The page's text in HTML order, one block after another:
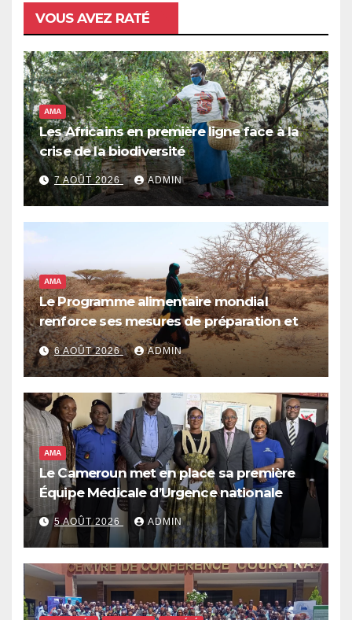
VOUS AVEZ RATÉ
AMA
Les Africains en première ligne face à la
crise de la biodiversité
7 AOÛT 2026 ADMIN
AMA
Le Programme alimentaire mondial
renforce ses mesures de préparation et
de réponse face à la menace d’El Niño,
qui pourrait plonger des dizaines de
millions de personnes dans l’insécurité
alimentaire aiguë
6 AOÛT 2026 ADMIN
AMA
Le Cameroun met en place sa première
Équipe Médicale d’Urgence nationale
5 AOÛT 2026 ADMIN